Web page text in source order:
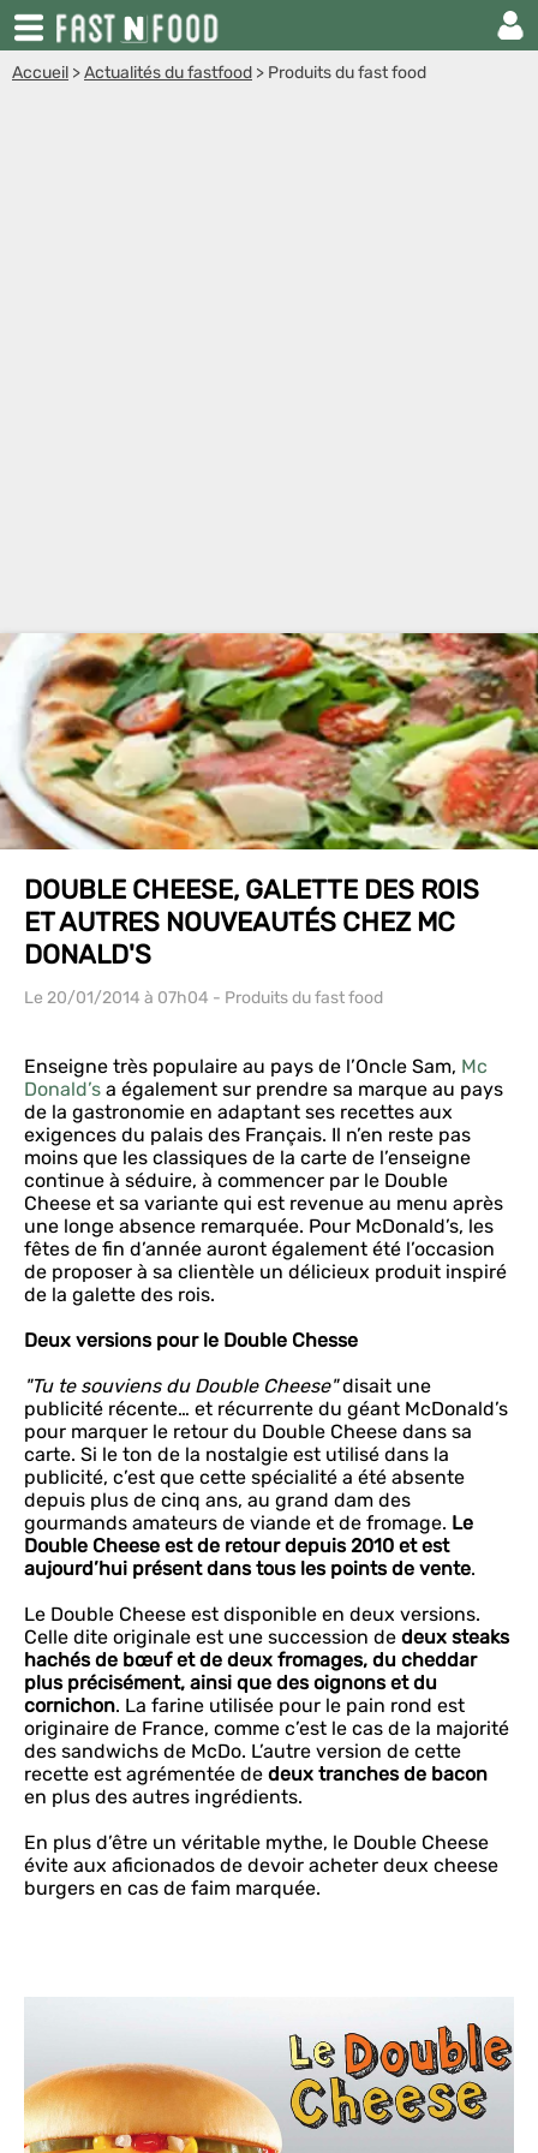
Accueil >Actualités du fastfood > Produits du fast food
DOUBLE CHEESE, GALETTE DES ROIS
ET AUTRES NOUVEAUTÉS CHEZ MC
DONALD'S
Le 20/01/2014 à 07h04 - Produits du fast food
Enseigne très populaire au pays de l’Oncle Sam, Mc
Donald’s a également sur prendre sa marque au pays
de la gastronomie en adaptant ses recettes aux
exigences du palais des Français. Il n’en reste pas
moins que les classiques de la carte de l’enseigne
continue à séduire, à commencer par le Double
Cheese et sa variante qui est revenue au menu après
une longe absence remarquée. Pour McDonald’s, les
fêtes de fin d’année auront également été l’occasion
de proposer à sa clientèle un délicieux produit inspiré
de la galette des rois.
Deux versions pour le Double Chesse
"Tu te souviens du Double Cheese"disait une
publicité récente… et récurrente du géant McDonald’s
pour marquer le retour du Double Cheese dans sa
carte. Si le ton de la nostalgie est utilisé dans la
publicité, c’est que cette spécialité a été absente
depuis plus de cinq ans, au grand dam des
gourmands amateurs de viande et de fromage. Le
Double Cheese est de retour depuis 2010 et est
aujourd’hui présent dans tous les points de vente.
Le Double Cheese est disponible en deux versions.
Celle dite originale est une succession de deux steaks
hachés de bœuf et de deux fromages, du cheddar
plus précisément, ainsi que des oignons et du
cornichon. La farine utilisée pour le pain rond est
originaire de France, comme c’est le cas de la majorité
des sandwichs de McDo. L’autre version de cette
recette est agrémentée de deux tranches de bacon
en plus des autres ingrédients.
En plus d’être un véritable mythe, le Double Cheese
évite aux aficionados de devoir acheter deux cheese
burgers en cas de faim marquée.